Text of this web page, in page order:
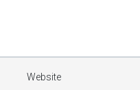
Website